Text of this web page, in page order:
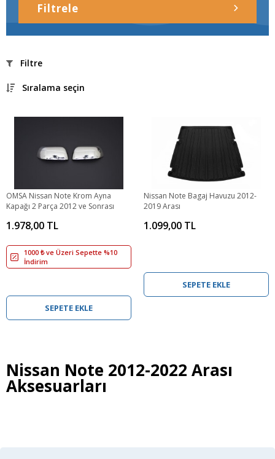
Filtrele
Filtre
Sıralama seçin
OMSA Nissan Note Krom Ayna
Kapağı 2 Parça 2012 ve Sonrası
1.978,00 TL
1000 ₺ ve Üzeri Sepette %10
İndirim
SEPETE EKLE
Nissan Note Bagaj Havuzu 2012-
2019 Arası
1.099,00 TL
SEPETE EKLE
Nissan Note 2012-2022 Arası
Aksesuarları